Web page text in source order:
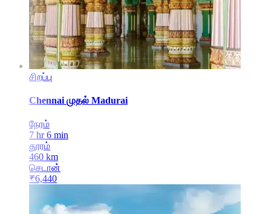
சிறப்பு
Chennai முதல் Madurai
நேரம்
7 hr 6 min
தூரம்
460 km
செடான்
₹6,440